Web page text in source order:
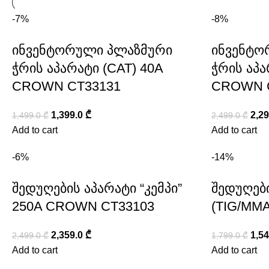
-7%
ინვენტორული პლაზმური
ჭრის აპარატი (CAT) 40A
CROWN CT33131
1,499.0₾ 1,399.0 ₾
Add to cart
-8%
ჭრის
CROWN
2,499.0₾
Add to cart
-6%
შედუღების აპარატი “კემპი”
250A CROWN CT33103
2,499.0₾ 2,359.0 ₾
Add to cart
-14%
(TIG/
1,799.0₾
Add to cart